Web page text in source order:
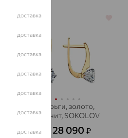
64%
Серьги, золото,
фианит, SOKOLOV
28 090 ₽
доставка
доставка
доставка
доставка
доставка
доставка
доставка